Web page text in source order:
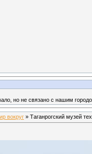
но не связано с нашим
вокруг » Таганрогский музей